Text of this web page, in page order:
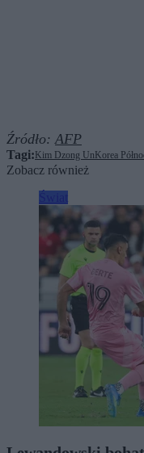
Źródło: AFP
Tagi:Kim Dzong UnKorea
Zobacz również